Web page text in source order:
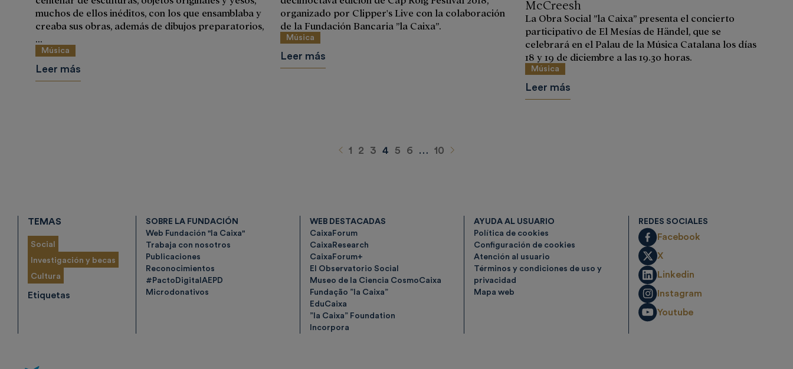
muchos de ellos inéditos, con los que ensamblaba y
creaba sus obras, además de dibujos preparatorios,
...
Música
Leer más
organizado por Clipper's Live con la colaboración
de la Fundación Bancaria ”la Caixa”.
Música
Leer más
McCreesh
La Obra Social ”la Caixa” presenta el concierto
participativo de El Mesías de Händel, que se
celebrará en el Palau de la Música Catalana los días
18 y 19 de diciembre a las 19.30 horas.
Música
Leer más
Anterior
1 2 3 4 5 6 … 10 Siguiente
TEMAS
Social
Investigación y becas
Cultura
Etiquetas
SOBRE LA FUNDACIÓN
Web Fundación "la Caixa"
Trabaja con nosotros
Publicaciones
Reconocimientos
#PactoDigitalAEPD
Microdonativos
WEB DESTACADAS
CaixaForum
CaixaResearch
CaixaForum+
El Observatorio Social
Museo de la Ciencia CosmoCaixa
Fundação ”la Caixa”
EduCaixa
”la Caixa” Foundation
Incorpora
AYUDA AL USUARIO
Política de cookies
Configuración de cookies
Atención al usuario
Términos y condiciones de uso y
privacidad
Mapa web
REDES SOCIALES
Facebook
X
Linkedin
Instagram
Youtube